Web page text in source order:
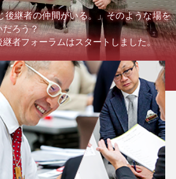
後継者の仲間がいる。」そのような場を
だろう？
者フォーラムはスタートしました。